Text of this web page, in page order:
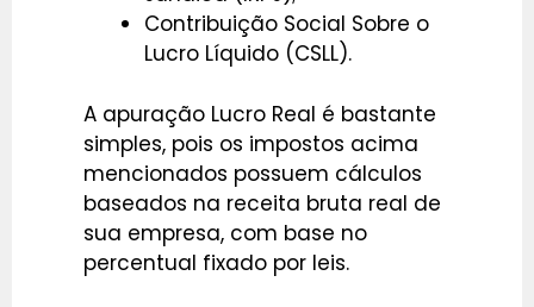
Contribuição Social Sobre o
Lucro Líquido (CSLL).
A apuração Lucro Real é bastante
simples, pois os impostos acima
mencionados possuem cálculos
baseados na receita bruta real de
sua empresa, com base no
percentual fixado por leis.